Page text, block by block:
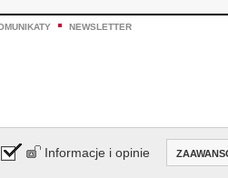
NEWSLETTER
Informacje i opinie